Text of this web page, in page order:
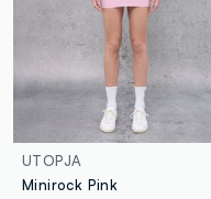
UTOPJA
Minirock Pink